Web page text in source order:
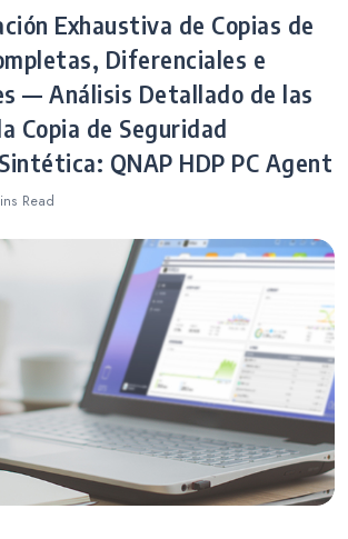
Exhaustiva de Copias de
Diferenciales e
— Análisis Detallado de las
Copia de Seguridad
QNAP HDP PC Agent
Read